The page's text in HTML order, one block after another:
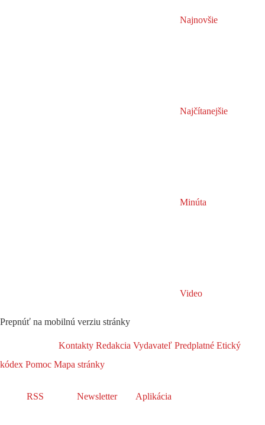
Najnovšie
Najčítanejšie
Minúta
Video
Prepnúť na mobilnú verziu stránky
Kontakty Redakcia Vydavateľ Predplatné Etický
kódex Pomoc Mapa stránky
RSS Newsletter Aplikácia